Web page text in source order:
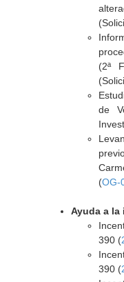
(2ª
de
(OG-
Ayuda a
390 (
390 (